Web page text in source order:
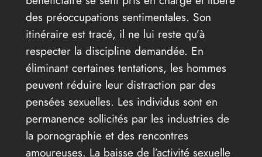
des préoccupations sentimentales. Son
itinéraire est tracé, il ne lui reste qu’à
respecter la discipline demandée. En
éliminant certaines tentations, les hommes
peuvent réduire leur distraction par des
pensées sexuelles. Les individus sont en
permanence sollicités par les industries de
la pornographie et des rencontres
amoureuses. La baisse de l’activité sexuelle